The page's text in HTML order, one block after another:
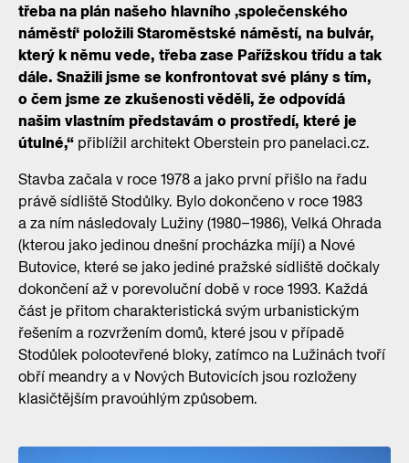
třeba na plán našeho hlavního ‚společenského
náměstí‘ položili Staroměstské náměstí, na bulvár,
který k němu vede, třeba zase Pařížskou třídu a tak
dále. Snažili jsme se konfrontovat své plány s tím,
o čem jsme ze zkušenosti věděli, že odpovídá
našim vlastním představám o prostředí, které je
útulné,“ přiblížil architekt Oberstein pro panelaci.cz.
Stavba začala v roce 1978 a jako první přišlo na řadu
právě sídliště Stodůlky. Bylo dokončeno v roce 1983
a za ním následovaly Lužiny (1980–1986), Velká Ohrada
(kterou jako jedinou dnešní procházka míjí) a Nové
Butovice, které se jako jediné pražské sídliště dočkaly
dokončení až v porevoluční době v roce 1993. Každá
část je přitom charakteristická svým urbanistickým
řešením a rozvržením domů, které jsou v případě
Stodůlek polootevřené bloky, zatímco na Lužinách tvoří
obří meandry a v Nových Butovicích jsou rozloženy
klasičtějším pravoúhlým způsobem.